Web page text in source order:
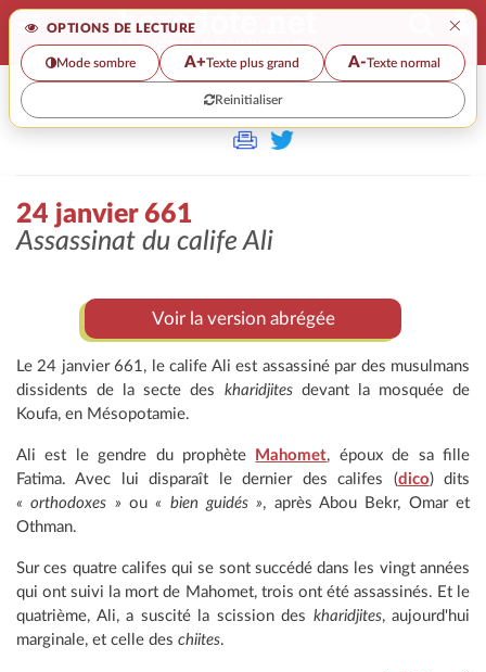
OPTIONS DE LECTURE ×
Mode sombre A+Texte plus grand A-Texte normal
Reinitialiser
>
24 janvier 661
Assassinat du calife Ali
Voir la version abrégée
Le 24 janvier 661, le calife Ali est assassiné par des musulmans
dissidents de la secte des kharidjitesdevant la mosquée de
Koufa, en Mésopotamie.
Ali est le gendre du prophète Mahomet, époux de sa fille
Fatima. Avec lui disparaît le dernier des califes (dico) dits
« orthodoxes » ou« bien guidés », après Abou Bekr, Omar et
Othman.
Sur ces quatre califes qui se sont succédé dans les vingt années
qui ont suivi la mort de Mahomet, trois ont été assassinés. Et le
quatrième, Ali, a suscité la scission des kharidjites, aujourd'hui
marginale, et celle des chiites.